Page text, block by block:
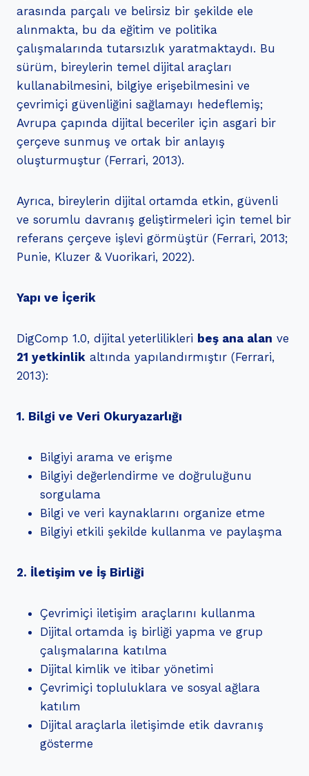
arasında parçalı ve belirsiz bir şekilde ele
alınmakta, bu da eğitim ve politika
çalışmalarında tutarsızlık yaratmaktaydı. Bu
sürüm, bireylerin temel dijital araçları
kullanabilmesini, bilgiye erişebilmesini ve
çevrimiçi güvenliğini sağlamayı hedeflemiş;
Avrupa çapında dijital beceriler için asgari bir
çerçeve sunmuş ve ortak bir anlayış
oluşturmuştur (Ferrari, 2013).
Ayrıca, bireylerin dijital ortamda etkin, güvenli
ve sorumlu davranış geliştirmeleri için temel bir
referans çerçeve işlevi görmüştür (Ferrari, 2013;
Punie, Kluzer & Vuorikari, 2022).
Yapı ve İçerik
DigComp 1.0, dijital yeterlilikleri beş ana alan ve
21 yetkinlik altında yapılandırmıştır (Ferrari,
2013):
1. Bilgi ve Veri Okuryazarlığı
Bilgiyi arama ve erişme
Bilgiyi değerlendirme ve doğruluğunu
sorgulama
Bilgi ve veri kaynaklarını organize etme
Bilgiyi etkili şekilde kullanma ve paylaşma
2. İletişim ve İş Birliği
Çevrimiçi iletişim araçlarını kullanma
Dijital ortamda iş birliği yapma ve grup
çalışmalarına katılma
Dijital kimlik ve itibar yönetimi
Çevrimiçi topluluklara ve sosyal ağlara
katılım
Dijital araçlarla iletişimde etik davranış
gösterme